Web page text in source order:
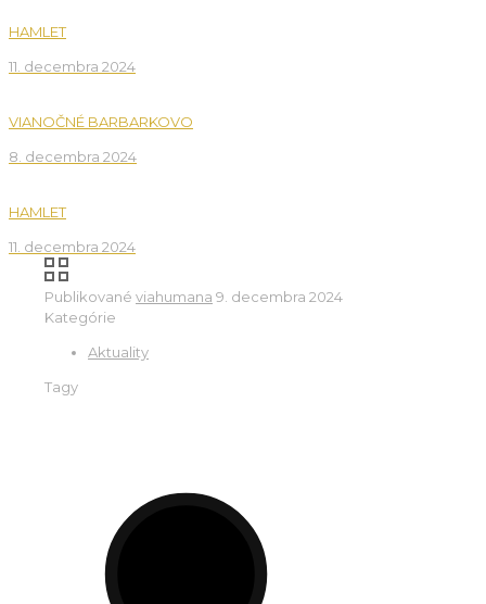
HAMLET
11. decembra 2024
VIANOČNÉ BARBARKOVO
8. decembra 2024
HAMLET
11. decembra 2024
Publikované viahumana 9. decembra 2024
Kategórie
Aktuality
Tagy